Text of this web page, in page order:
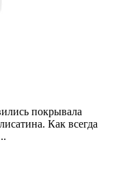
покрывала
Как всегда